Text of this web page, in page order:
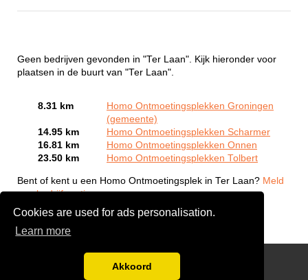
Cookies are used for ads personalisation.
Learn more
Akkoord
Geen bedrijven gevonden in "Ter Laan". Kijk hieronder voor
plaatsen in de buurt van "Ter Laan".
8.31 km
Homo Ontmoetingsplekken Groningen
(gemeente)
14.95 km
Homo Ontmoetingsplekken Scharmer
16.81 km
Homo Ontmoetingsplekken Onnen
23.50 km
Homo Ontmoetingsplekken Tolbert
Bent of kent u een Homo Ontmoetingsplek in Ter Laan? Meld
een bedrijf gratis aan